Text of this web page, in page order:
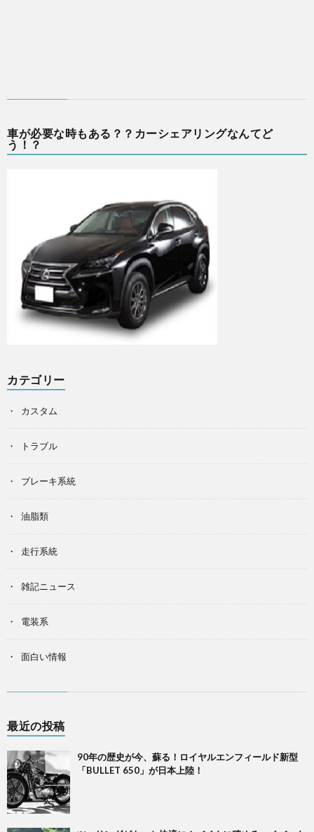
車が必要な時もある？？カーシェアリングなんてど
う！？
カテゴリー
カスタム
トラブル
ブレーキ系統
油脂類
走行系統
雑記ニュース
電装系
面白い情報
最近の投稿
90年の歴史が今、蘇る！ロイヤルエンフィールド新型
「BULLET 650」が日本上陸！